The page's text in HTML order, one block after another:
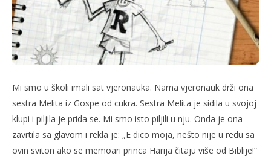
TRENUTNO OTVORENO
Bilježnica Robija K. – Princ Hari
17.01.2023.
Mi smo u školi imali sat vjeronauka. Nama vjeronauk drži ona
sestra Melita iz Gospe od cukra. Sestra Melita je sidila u svojoj
klupi i piljila je prida se. Mi smo isto piljili u nju. Onda je ona
zavrtila sa glavom i rekla je: „E dico moja, nešto nije u redu sa
ovin sviton ako se memoari princa Harija čitaju više od Biblije!“